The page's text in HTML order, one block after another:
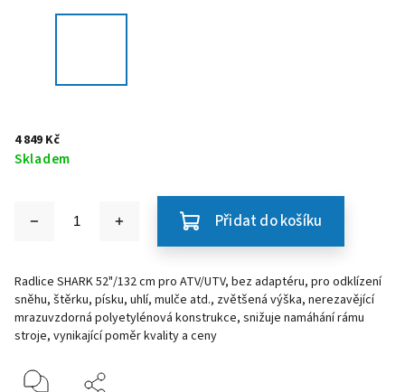
4 849 Kč
Skladem
Přidat do košíku
Radlice SHARK 52"/132 cm pro ATV/UTV, bez adaptéru, pro odklízení
sněhu, štěrku, písku, uhlí, mulče atd., zvětšená výška, nerezavějící
mrazuvzdorná polyetylénová konstrukce, snižuje namáhání rámu
stroje, vynikající poměr kvality a ceny